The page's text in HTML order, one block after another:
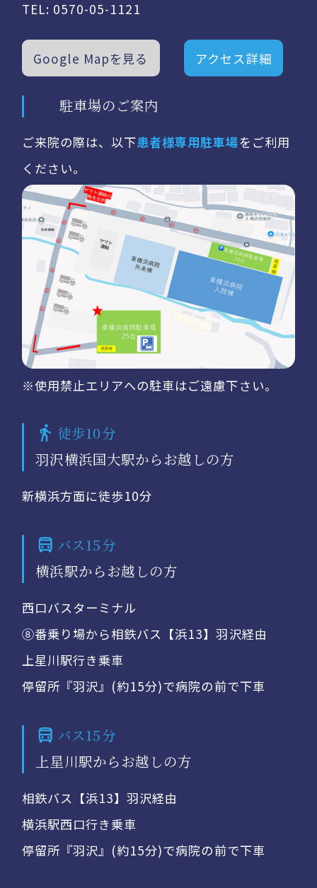
TEL: 0570-05-1121
Google Mapを見る アクセス詳細
駐車場のご案内
ご来院の際は、以下患者様専用駐車場をご利用
ください。
※使用禁止エリアへの駐車はご遠慮下さい。
徒歩10分
羽沢横浜国大駅からお越しの方
新横浜方面に徒歩10分
バス15分
横浜駅からお越しの方
西口バスターミナル
⑧番乗り場から相鉄バス【浜13】羽沢経由
上星川駅行き乗車
停留所『羽沢』(約15分)で病院の前で下車
バス15分
上星川駅からお越しの方
相鉄バス【浜13】羽沢経由
横浜駅西口行き乗車
停留所『羽沢』(約15分)で病院の前で下車